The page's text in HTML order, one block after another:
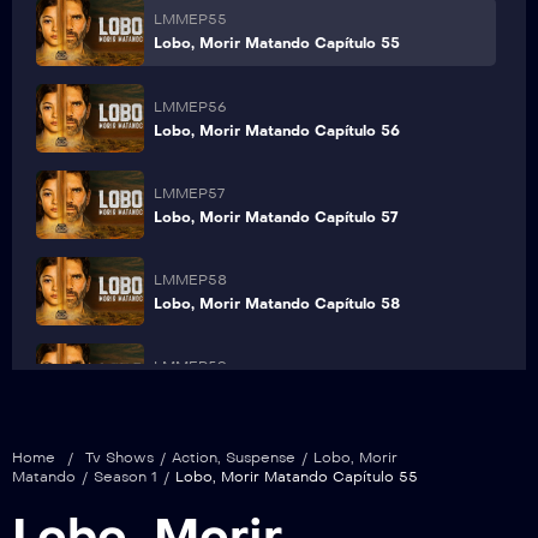
LMMEP55
Lobo, Morir Matando Capítulo 55
LMMEP56
Lobo, Morir Matando Capítulo 56
LMMEP57
Lobo, Morir Matando Capítulo 57
LMMEP58
Lobo, Morir Matando Capítulo 58
LMMEP59
LMMEP60
Lobo, Morir Matando Capítulo 60
Home / Tv Shows / Action, Suspense / Lobo, Morir
Matando / Season 1 / Lobo, Morir Matando Capítulo 55